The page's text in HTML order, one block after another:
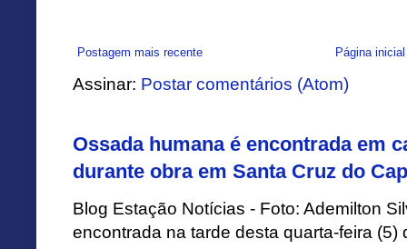
Postagem mais recente Página inicial
Assinar: Postar comentários (Atom)
Ossada humana é encontrada em
durante obra em Santa Cruz do
Blog Estação Notícias - Foto: Ademilton
encontrada na tarde desta quarta-feira (5)